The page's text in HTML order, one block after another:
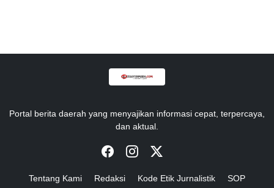
Portal berita daerah yang menyajikan informasi cepat, terpercaya,
dan aktual.
Tentang Kami Redaksi Kode Etik Jurnalistik
SOP